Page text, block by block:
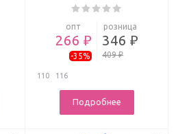
опт
266 ₽
-35%
розница
346 ₽
409 ₽
110 116
Подробнее